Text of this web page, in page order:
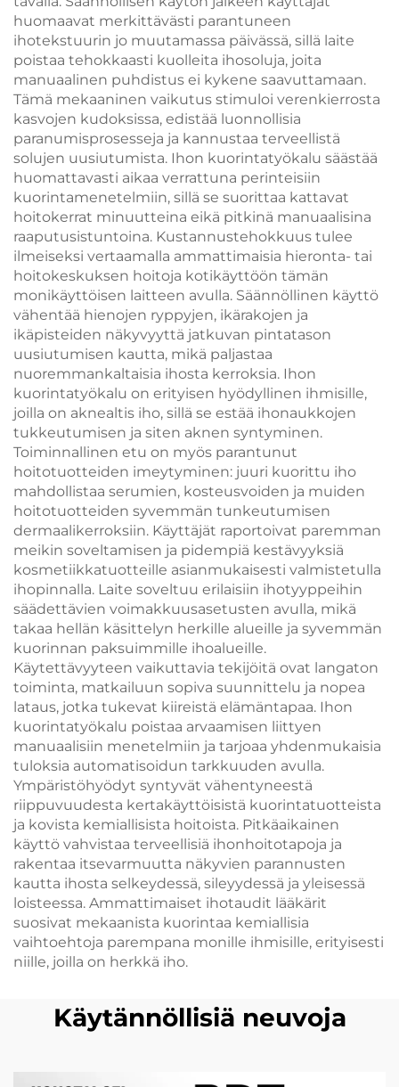
huomaavat merkittävästi parantuneen
ihotekstuurin jo muutamassa päivässä, sillä laite
poistaa tehokkaasti kuolleita ihosoluja, joita
manuaalinen puhdistus ei kykene saavuttamaan.
Tämä mekaaninen vaikutus stimuloi verenkierrosta
kasvojen kudoksissa, edistää luonnollisia
paranumisprosesseja ja kannustaa terveellistä
solujen uusiutumista. Ihon kuorintatyökalu säästää
huomattavasti aikaa verrattuna perinteisiin
kuorintamenetelmiin, sillä se suorittaa kattavat
hoitokerrat minuutteina eikä pitkinä manuaalisina
raaputusistuntoina. Kustannustehokkuus tulee
ilmeiseksi vertaamalla ammattimaisia hieronta- tai
hoitokeskuksen hoitoja kotikäyttöön tämän
monikäyttöisen laitteen avulla. Säännöllinen käyttö
vähentää hienojen ryppyjen, ikärakojen ja
ikäpisteiden näkyvyyttä jatkuvan pintatason
uusiutumisen kautta, mikä paljastaa
nuoremmankaltaisia ihosta kerroksia. Ihon
kuorintatyökalu on erityisen hyödyllinen ihmisille,
joilla on aknealtis iho, sillä se estää ihonaukkojen
tukkeutumisen ja siten aknen syntyminen.
Toiminnallinen etu on myös parantunut
hoitotuotteiden imeytyminen: juuri kuorittu iho
mahdollistaa serumien, kosteusvoiden ja muiden
hoitotuotteiden syvemmän tunkeutumisen
dermaalikerroksiin. Käyttäjät raportoivat paremman
meikin soveltamisen ja pidempiä kestävyyksiä
kosmetiikkatuotteille asianmukaisesti valmistetulla
ihopinnalla. Laite soveltuu erilaisiin ihotyyppeihin
säädettävien voimakkuusasetusten avulla, mikä
takaa hellän käsittelyn herkille alueille ja syvemmän
kuorinnan paksuimmille ihoalueille.
Käytettävyyteen vaikuttavia tekijöitä ovat langaton
toiminta, matkailuun sopiva suunnittelu ja nopea
lataus, jotka tukevat kiireistä elämäntapaa. Ihon
kuorintatyökalu poistaa arvaamisen liittyen
manuaalisiin menetelmiin ja tarjoaa yhdenmukaisia
tuloksia automatisoidun tarkkuuden avulla.
Ympäristöhyödyt syntyvät vähentyneestä
riippuvuudesta kertakäyttöisistä kuorintatuotteista
ja kovista kemiallisista hoitoista. Pitkäaikainen
käyttö vahvistaa terveellisiä ihonhoitotapoja ja
rakentaa itsevarmuutta näkyvien parannusten
kautta ihosta selkeydessä, sileyydessä ja yleisessä
loisteessa. Ammattimaiset ihotaudit lääkärit
suosivat mekaanista kuorintaa kemiallisia
vaihtoehtoja parempana monille ihmisille, erityisesti
niille, joilla on herkkä iho.
Käytännöllisiä neuvoja